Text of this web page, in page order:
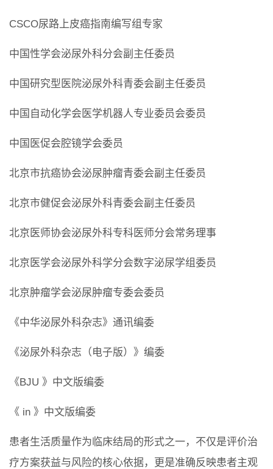
CSCO尿路上皮癌指南编写组专家
中国性学会泌尿外科分会副主任委员
中国研究型医院泌尿外科青委会副主任委员
中国自动化学会医学机器人专业委员会委员
中国医促会腔镜学会委员
北京市抗癌协会泌尿肿瘤青委会副主任委员
北京市健促会泌尿外科青委会副主任委员
北京医师协会泌尿外科专科医师分会常务理事
北京医学会泌尿外科学分会数字泌尿学组委员
北京肿瘤学会泌尿肿瘤专委会委员
《中华泌尿外科杂志》通讯编委
《泌尿外科杂志（电子版）》编委
《BJU 》中文版编委
《 in 》中文版编委
患者生活质量作为临床结局的形式之一，不仅是评价治
疗方案获益与风险的核心依据，更是准确反映患者主观